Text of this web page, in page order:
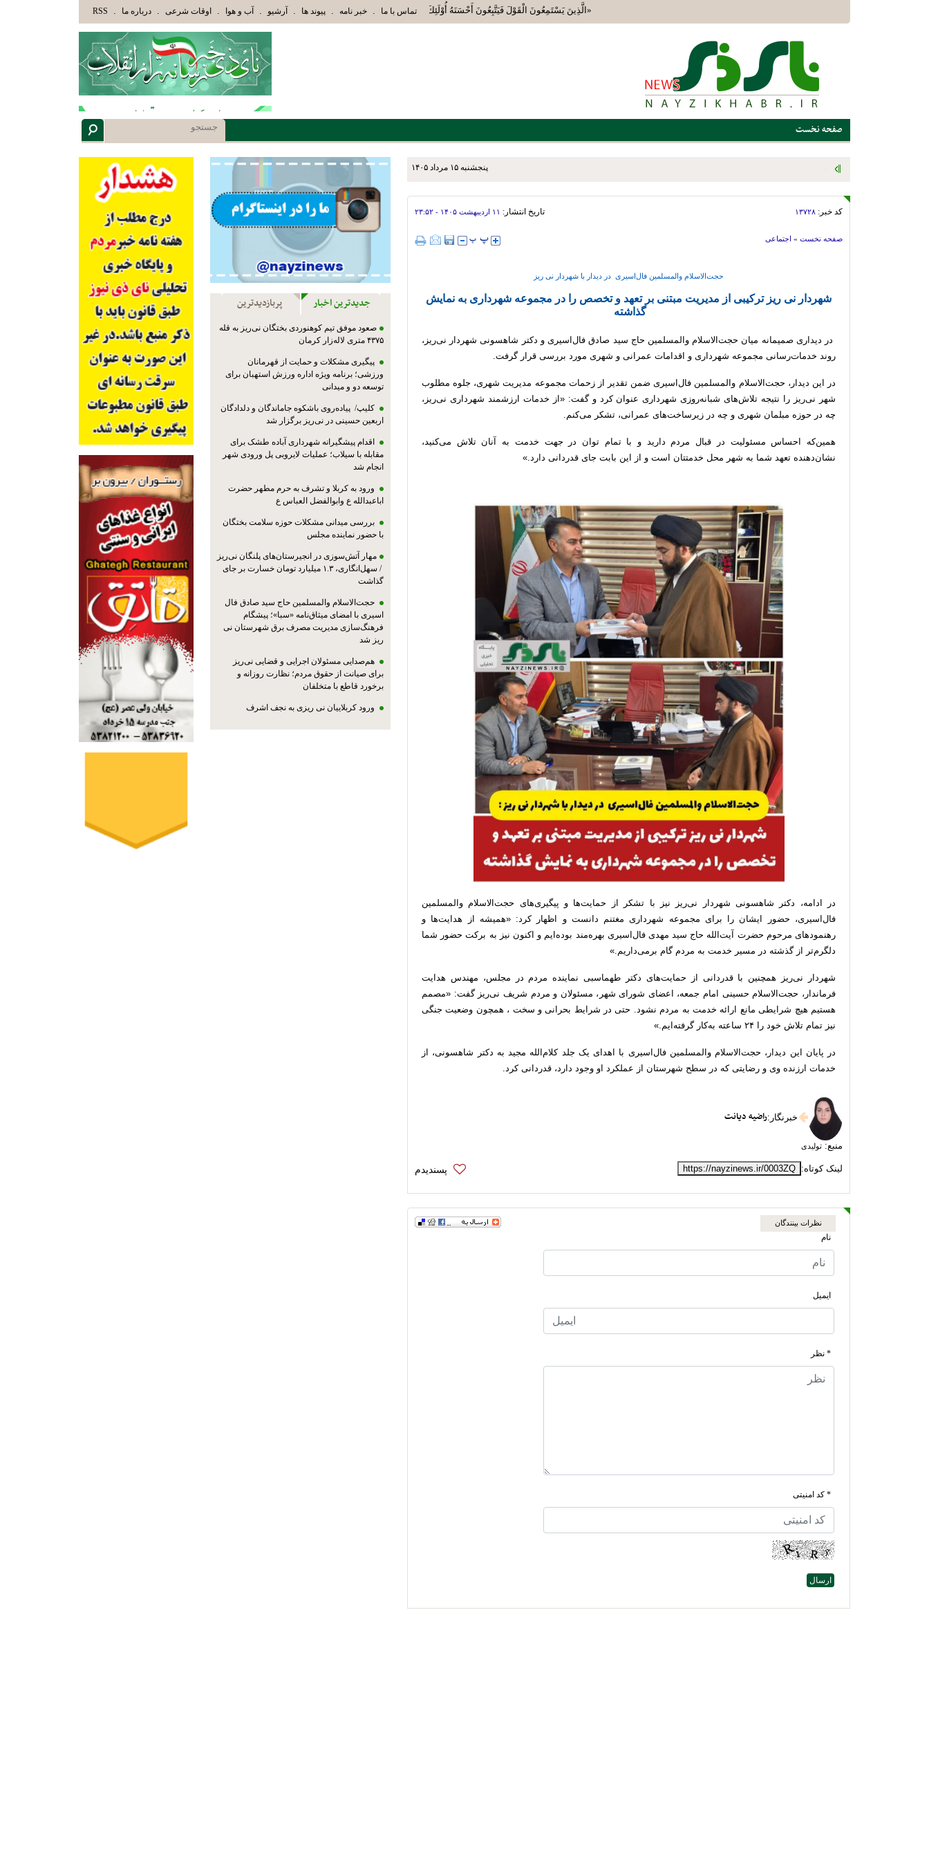
«الَّذِينَ يَسْتَمِعُونَ الْقَوْلَ فَيَتَّبِعُونَ أَحْسَنَهُ أُوْلَئِكَ الَّذِينَ هَدَاهُمُ اللَّهُ وَأُوْلَئِكَ هُمْ أُوْلُوا الْأَلْبَابِ» عاقلان هدایت یافته،حرفها را میشنوند و سپس بهترین را انتخاب میکنند(سوره
تماس با ما . خبر نامه . پیوند ها . آرشیو . آب و هوا . اوقات شرعی . درباره ما .
RSS
صفحه نخست
پنجشنبه ۱۵ مرداد ۱۴۰۵
کد خبر: ۱۳۷۲۸ تاریخ انتشار: ۱۱ ارديبهشت ۱۴۰۵ - ۲۳:۵۲
صفحه نخست » اجتماعی
حجت‌الاسلام والمسلمین فال‌اسیری در دیدار با شهردار نی ریز
شهردار نی ریز ترکیبی از مدیریت مبتنی بر تعهد و تخصص را در مجموعه شهرداری به نمایش
گذاشته
در دیداری صمیمانه میان حجت‌الاسلام والمسلمین حاج سید صادق فال‌اسیری و دکتر شاهسونی شهردار نی‌ریز،
روند خدمات‌رسانی مجموعه شهرداری و اقدامات عمرانی و شهری مورد بررسی قرار گرفت.
در این دیدار، حجت‌الاسلام والمسلمین فال‌اسیری ضمن تقدیر از زحمات مجموعه مدیریت شهری، جلوه مطلوب
شهر نی‌ریز را نتیجه تلاش‌های شبانه‌روزی شهرداری عنوان کرد و گفت: «از خدمات ارزشمند شهرداری نی‌ریز،
چه در حوزه مبلمان شهری و چه در زیرساخت‌های عمرانی، تشکر می‌کنم.
همین‌که احساس مسئولیت در قبال مردم دارید و با تمام توان در جهت خدمت به آنان تلاش می‌کنید،
نشان‌دهنده تعهد شما به شهر محل خدمتتان است و از این بابت جای قدردانی دارد.»
در ادامه، دکتر شاهسونی شهردار نی‌ریز نیز با تشکر از حمایت‌ها و پیگیری‌های حجت‌الاسلام والمسلمین
فال‌اسیری، حضور ایشان را برای مجموعه شهرداری مغتنم دانست و اظهار کرد: «همیشه از هدایت‌ها و
رهنمودهای مرحوم حضرت آیت‌الله حاج سید مهدی فال‌اسیری بهره‌مند بوده‌ایم و اکنون نیز به برکت حضور شما
دلگرم‌تر از گذشته در مسیر خدمت به مردم گام برمی‌داریم.»
شهردار نی‌ریز همچنین با قدردانی از حمایت‌های دکتر طهماسبی نماینده مردم در مجلس، مهندس هدایت
فرماندار، حجت‌الاسلام حسینی امام جمعه، اعضای شورای شهر، مسئولان و مردم شریف نی‌ریز گفت: «مصمم
هستیم هیچ شرایطی مانع ارائه خدمت به مردم نشود. حتی در شرایط بحرانی و سخت ، همچون وضعیت‌ جنگی
نیز تمام تلاش خود را ۲۴ ساعته به‌کار گرفته‌ایم.»
در پایان این دیدار، حجت‌الاسلام والمسلمین فال‌اسیری با اهدای یک جلد کلام‌الله مجید به دکتر شاهسونی، از
خدمات ارزنده وی و رضایتی که در سطح شهرستان از عملکرد او وجود دارد، قدردانی کرد.
خبرنگار :راضیه دیانت
منبع: تولیدی
لینک کوتاه: https://nayzinews.ir/0003ZQ
نظرات بینندگان
نام
ایمیل
* نظر
* کد امنیتی
جدیدترین اخبار پربازدیدترین
صعود موفق تیم کوهنوردی بختگان نی‌ریز به قله
۴۳۷۵ متری لاله‌زار کرمان
پیگیری مشکلات و حمایت از قهرمانان
ورزشی؛ برنامه ویژه اداره ورزش استهبان برای
توسعه دو و میدانی
کلیپ/ پیاده‌روی باشکوه جاماندگان و دلدادگان
اربعین حسینی در نی‌ریز برگزار شد
اقدام پیشگیرانه شهرداری آباده طشک برای
مقابله با سیلاب؛ عملیات لایروبی پل ورودی شهر
انجام شد
ورود به کربلا و تشرف به حرم مطهر حضرت
اباعبدالله ع وابوالفضل العباس ع
بررسی میدانی مشکلات حوزه سلامت بختگان
با حضور نماینده مجلس
مهار آتش‌سوزی در انجیرستان‌های پلنگان نی‌ریز
/ سهل‌انگاری، ۱.۳ میلیارد تومان خسارت بر جای
گذاشت
حجت‌الاسلام والمسلمین حاج سید صادق فال
اسیری با امضای میثاق‌نامه «سبا»؛ پیشگام
فرهنگ‌سازی مدیریت مصرف برق شهرستان نی
ریز شد
هم‌صدایی مسئولان اجرایی و قضایی نی‌ریز
برای صیانت از حقوق مردم؛ نظارت روزانه و
برخورد قاطع با متخلفان
ورود کربلاییان نی ریزی به نجف اشرف